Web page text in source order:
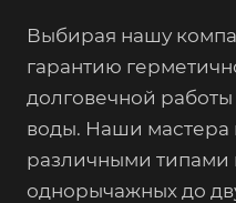
Выбирая нашу
гарантию
долговечной
воды. Наши мастера
различными типами
однорычажных до